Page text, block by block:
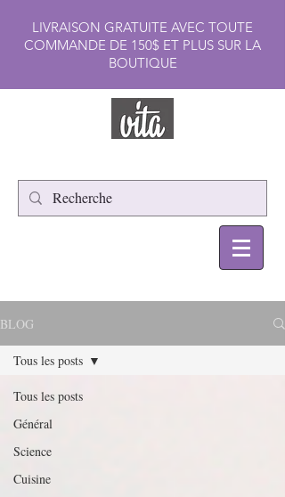
LIVRAISON GRATUITE AVEC TOUTE
COMMANDE DE 150$ ET PLUS SUR LA
BOUTIQUE
BLOG
Tous les posts
Général
Science
Cuisine
Tous les posts